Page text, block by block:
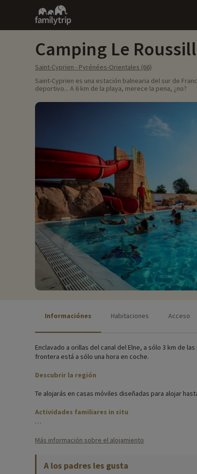
Family
trip
Camping Le
Saint-Cyprien - Pyrénées-Orientales (66)
Saint-Cyprien es una estación balnearia del sur de
deportivo... A 6 km de la playa, merece la pena, ¿no?
Informaciónes Habitaciones Acceso
Enclavado a orillas del canal del Elne, a sólo 3 km de
frontera está a sólo una hora en coche.
Descubrir la región
Te alojarás en casas móviles diseñadas para alojar
Actividades familiares in situ
Más información sobre el alojamiento
A los padres les gusta